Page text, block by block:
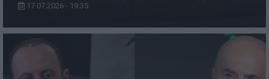
17.07.2026 - 19:35